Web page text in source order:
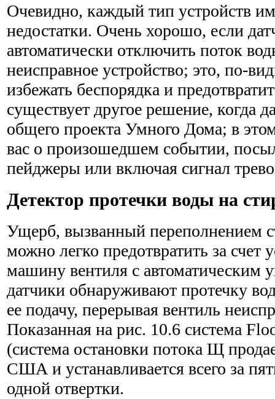
Очевидно, каждый тип устройств
недостатки. Очень хорошо, если
автоматически отключить поток
неисправное устройство; это, по-
избежать беспорядка и
существует другое решение, когда
общего проекта Умного Дома; в
вас о произошедшем событии,
пейджеры или включая сигнал
Детектор протечки воды на
Ущерб, вызванный переполнением
можно легко предот­вратить за счет
машину вентиля с автоматическим
датчики обнаруживают протечку
ее подачу, пере­рывая вентиль
Показанная на рис. 10.6 система
(система остановки потока Щ
США и устанавливается всего за
одной отвертки.